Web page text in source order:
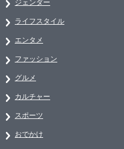
ジェンダー
ライフスタイル
エンタメ
ファッション
グルメ
カルチャー
スポーツ
おでかけ